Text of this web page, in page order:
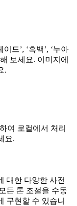
이드’, ‘흑백’, ‘누아
보세요. 이미지에
.
여 로컬에서 처리
요.
대한 다양한 사전
든 톤 조절을 수동
구현할 수 있습니